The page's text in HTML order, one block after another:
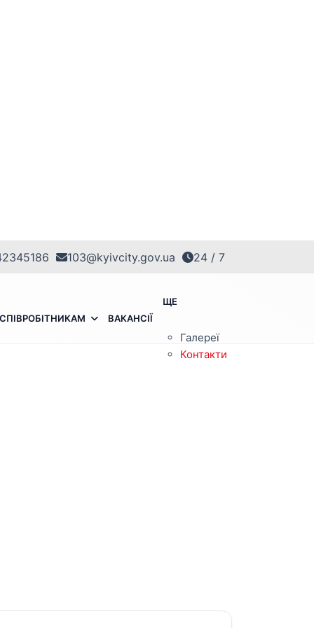
103@kyivcity.gov.ua 24 / 7
СПІВРОБІТНИКАМ ВАКАНСІЇ
ЩЕ
Галереї
Контакти